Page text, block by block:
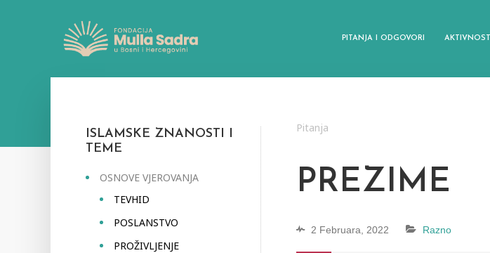
PITANJA I ODGOVORI AKTIVNOSTI
ISLAMSKE ZNANOSTI I
TEME
OSNOVE VJEROVANJA
TEVHID
POSLANSTVO
PROŽIVLJENJE
Pitanja
PREZIME
2 Februara, 2022 Razno